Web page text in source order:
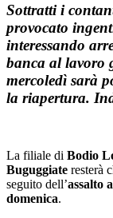
Sottratti i
provocato
interessando
banca al lavoro
mercoledì sarà
la riapertura.
La filiale di Bodio
Buguggiate resterà
seguito dell’assalto
domenica.